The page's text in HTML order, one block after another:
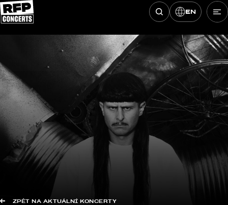
Přeskočit na obsah
Hledat koncerty
EN
ZPĚT NA AKTUÁLNÍ KONCERTY